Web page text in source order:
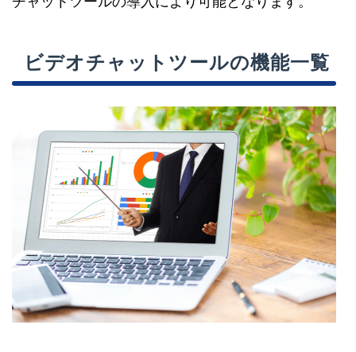
ビデオチャットツールの機能一覧